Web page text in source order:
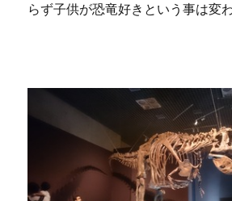
らず子供が恐竜好きという事は変